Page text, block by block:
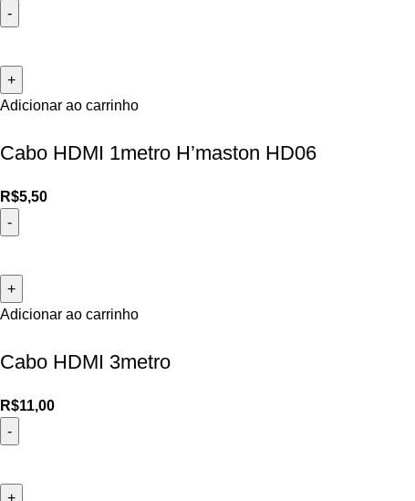
Adicionar ao carrinho
Cabo HDMI 1metro H’maston HD06
R$5,50
Adicionar ao carrinho
Cabo HDMI 3metro
R$11,00